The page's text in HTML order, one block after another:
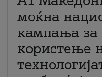
моќна
кампања за
користење